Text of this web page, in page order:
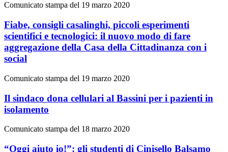
Comunicato stampa del 19 marzo 2020
Fiabe, consigli casalinghi, piccoli esperimenti
scientifici e tecnologici: il nuovo modo di fare
aggregazione della Casa della Cittadinanza con i
social
Comunicato stampa del 19 marzo 2020
Il sindaco dona cellulari al Bassini per i pazienti in
isolamento
Comunicato stampa del 18 marzo 2020
“Oggi aiuto io!”: gli studenti di Cinisello Balsamo